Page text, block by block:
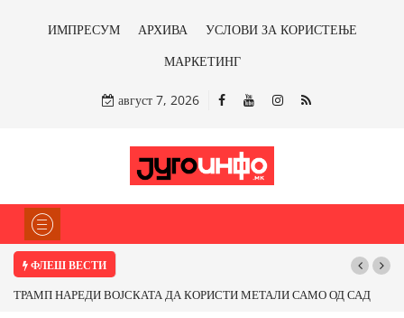
ИМПРЕСУМ АРХИВА
УСЛОВИ ЗА КОРИСТЕЊЕ
МАРКЕТИНГ
август 7, 2026
ФЛЕШ ВЕСТИ
ТРАМП НАРЕДИ ВОЈСКАТА ДА КОРИСТИ МЕТАЛИ САМО ОД САД